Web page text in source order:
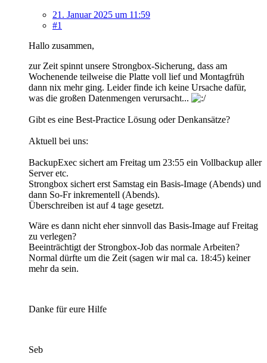
21. Januar 2025 um 11:59
#1
Hallo zusammen,
zur Zeit spinnt unsere Strongbox-Sicherung, dass am
Wochenende teilweise die Platte voll lief und Montagfrüh
dann nix mehr ging. Leider finde ich keine Ursache dafür,
was die großen Datenmengen verursacht...
Gibt es eine Best-Practice Lösung oder Denkansätze?
Aktuell bei uns:
BackupExec sichert am Freitag um 23:55 ein Vollbackup aller
Server etc.
Strongbox sichert erst Samstag ein Basis-Image (Abends) und
dann So-Fr inkrementell (Abends).
Überschreiben ist auf 4 tage gesetzt.
Wäre es dann nicht eher sinnvoll das Basis-Image auf Freitag
zu verlegen?
Beeinträchtigt der Strongbox-Job das normale Arbeiten?
Normal dürfte um die Zeit (sagen wir mal ca. 18:45) keiner
mehr da sein.
Danke für eure Hilfe
Seb